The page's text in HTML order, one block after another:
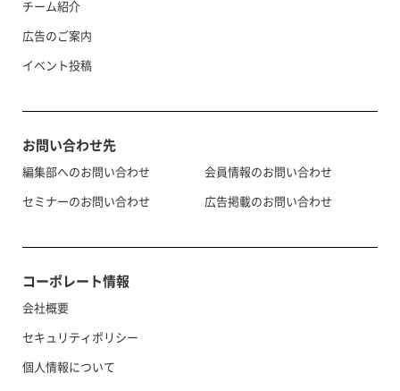
チーム紹介
広告のご案内
イベント投稿
お問い合わせ先
編集部へのお問い合わせ
セミナーのお問い合わせ
会員情報のお問い合わせ
広告掲載のお問い合わせ
コーポレート情報
会社概要
セキュリティポリシー
個人情報について